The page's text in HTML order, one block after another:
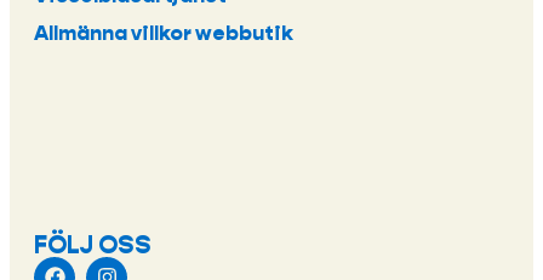
FÖLJ OSS
Allmänna villkor webbutik